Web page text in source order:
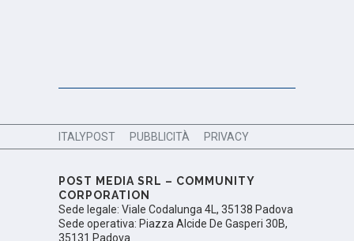
ITALYPOST PUBBLICITÀ PRIVACY
POST MEDIA SRL – COMMUNITY
CORPORATION
Sede legale: Viale Codalunga 4L, 35138 Padova
Sede operativa: Piazza Alcide De Gasperi 30B,
35131 Padova